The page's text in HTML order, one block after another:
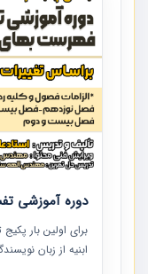
همکارانی که در
توصیه می کنیم از
دوره آموزشی
برای اولین بار
ابنیه از زبان
ردیف ها و مطالب